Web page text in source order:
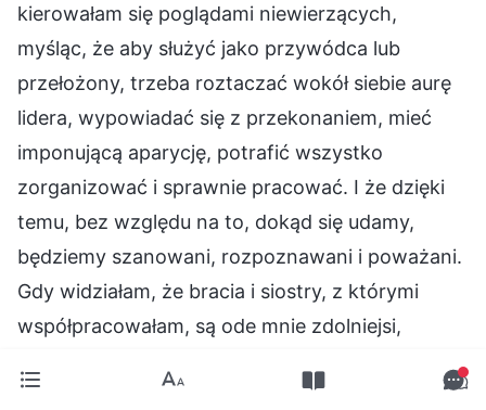
kierowałam się poglądami niewierzących,
myśląc, że aby służyć jako przywódca lub
przełożony, trzeba roztaczać wokół siebie aurę
lidera, wypowiadać się z przekonaniem, mieć
imponującą aparycję, potrafić wszystko
zorganizować i sprawnie pracować. I że dzięki
temu, bez względu na to, dokąd się udamy,
będziemy szanowani, rozpoznawani i poważani.
Gdy widziałam, że bracia i siostry, z którymi
współpracowałam, są ode mnie zdolniejsi,
sprawnie pracować, myślałam, że pod każdym